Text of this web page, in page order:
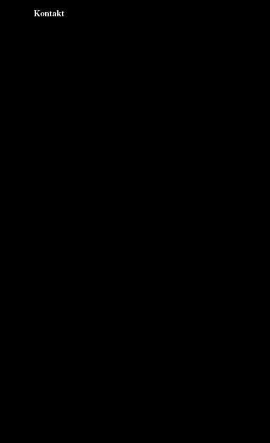
Kontakt